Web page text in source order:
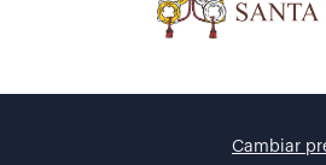
Cambiar